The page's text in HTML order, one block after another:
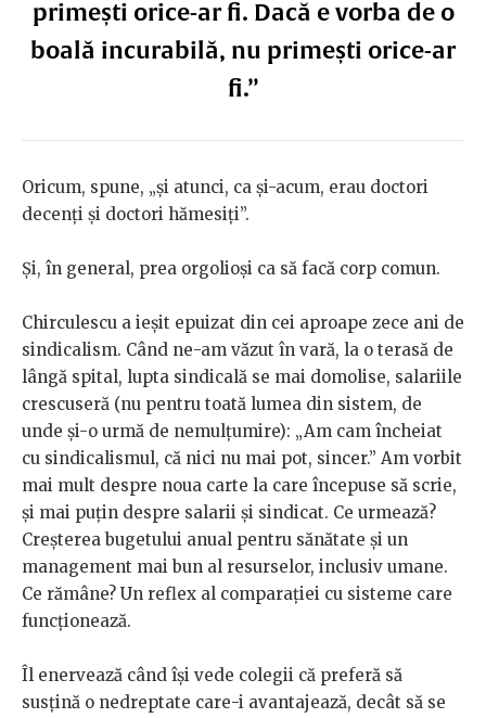
primești orice-ar fi. Dacă e vorba de o
boală incurabilă, nu primești orice-ar
fi.”
Oricum, spune, „și atunci, ca și-acum, erau doctori
decenți și doctori hămesiți”.
Și, în general, prea orgolioși ca să facă corp comun.
Chirculescu a ieșit epuizat din cei aproape zece ani de
sindicalism. Când ne-am văzut în vară, la o terasă de
lângă spital, lupta sindicală se mai domolise, salariile
crescuseră (nu pentru toată lumea din sistem, de
unde și-o urmă de nemulțumire): „Am cam încheiat
cu sindicalismul, că nici nu mai pot, sincer.” Am vorbit
mai mult despre noua carte la care începuse să scrie,
și mai puțin despre salarii și sindicat. Ce urmează?
Creșterea bugetului anual pentru sănătate și un
management mai bun al resurselor, inclusiv umane.
Ce rămâne? Un reflex al comparației cu sisteme care
funcționează.
Îl enervează când își vede colegii că preferă să
susțină o nedreptate care-i avantajează, decât să se